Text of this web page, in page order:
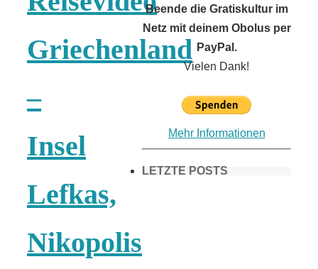
Griechenland
–
Insel
Lefkas,
Nikopolis
Beende die Gratiskultur im
Netz mit deinem Obolus per
PayPal.
Vielen Dank!
Mehr Informationen
LETZTE POSTS